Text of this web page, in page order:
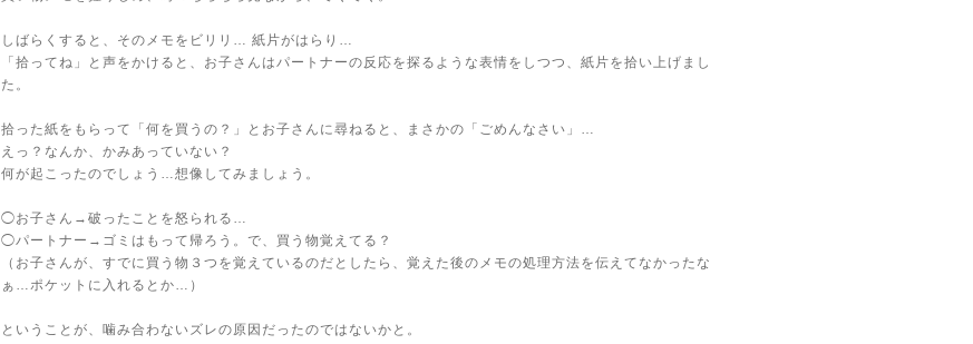
しばらくすると、そのメモをビリリ… 紙片がはらり…
「拾ってね」と声をかけると、お子さんはパートナーの反応を探るような表情をしつつ、紙片を拾い上げまし
た。
拾った紙をもらって「何を買うの？」とお子さんに尋ねると、まさかの「ごめんなさい」…
えっ？なんか、かみあっていない？
何が起こったのでしょう…想像してみましょう。
◯お子さん→破ったことを怒られる…
◯パートナー→ゴミはもって帰ろう。で、買う物覚えてる？
（お子さんが、すでに買う物３つを覚えているのだとしたら、覚えた後のメモの処理方法を伝えてなかったな
ぁ…ポケットに入れるとか…）
ということが、噛み合わないズレの原因だったのではないかと。